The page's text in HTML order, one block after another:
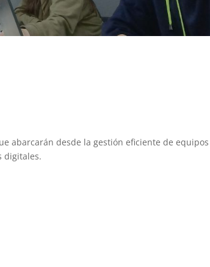
abarcarán desde la gestión eficiente de equipos
digitales.